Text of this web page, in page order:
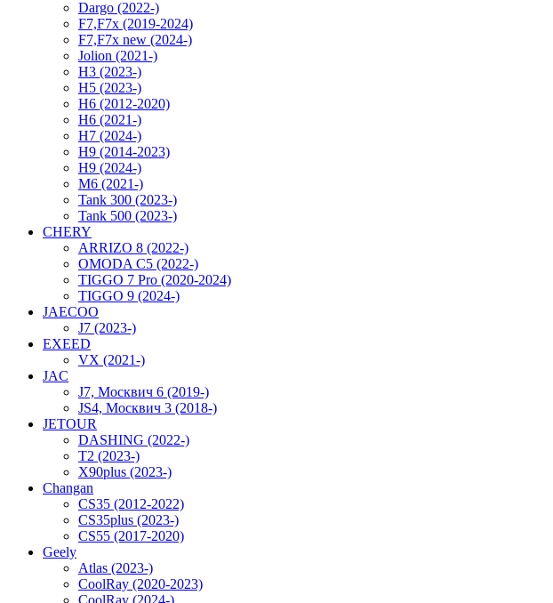
Dargo (2022-)
F7,F7x (2019-2024)
F7,F7x new (2024-)
Jolion (2021-)
H3 (2023-)
H5 (2023-)
H6 (2012-2020)
H6 (2021-)
H7 (2024-)
H9 (2014-2023)
H9 (2024-)
M6 (2021-)
Tank 300 (2023-)
Tank 500 (2023-)
CHERY
ARRIZO 8 (2022-)
OMODA C5 (2022-)
TIGGO 7 Pro (2020-2024)
TIGGO 9 (2024-)
JAECOO
J7 (2023-)
EXEED
VX (2021-)
JAC
J7, Москвич 6 (2019-)
JS4, Москвич 3 (2018-)
JETOUR
DASHING (2022-)
T2 (2023-)
X90plus (2023-)
Changan
CS35 (2012-2022)
CS35plus (2023-)
CS55 (2017-2020)
Geely
Atlas (2023-)
CoolRay (2020-2023)